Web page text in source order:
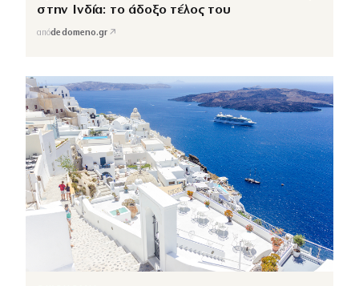
στην Ινδία: το άδοξο τέλος του
απόdedomeno.gr ↗